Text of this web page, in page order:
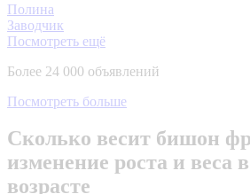
Полина
Заводчик
Посмотреть ещё
Более 24 000 объявлений
Посмотреть больше
Сколько весит бишон
изменение роста и веса
возрасте